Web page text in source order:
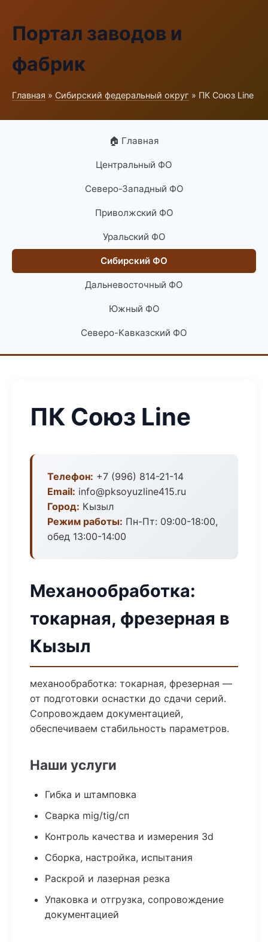
Портал заводов и
фабрик
Главная » Сибирский федеральный округ » ПК Союз Line
🏠 Главная
Центральный ФО
Северо-Западный ФО
Приволжский ФО
Уральский ФО
Сибирский ФО
Дальневосточный ФО
Южный ФО
Северо-Кавказский ФО
ПК Союз Line
Телефон: +7 (996) 814-21-14
Email: info@pksoyuzline415.ru
Город: Кызыл
Режим работы: Пн-Пт: 09:00-18:00,
обед 13:00-14:00
Механообработка:
токарная, фрезерная в
Кызыл
механообработка: токарная, фрезерная —
от подготовки оснастки до сдачи серий.
Сопровождаем документацией,
обеспечиваем стабильность параметров.
Наши услуги
Гибка и штамповка
Сварка mig/tig/сп
Контроль качества и измерения 3d
Сборка, настройка, испытания
Раскрой и лазерная резка
Упаковка и отгрузка, сопровождение
документацией